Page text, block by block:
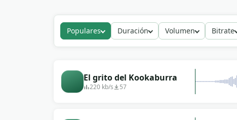
como pista de relajación de fondo. Los
bosque. Puedes descargar el conjunto entero
Populares Duración Volumen Bitrate
El grito del Kookaburra
220 kb/s 57